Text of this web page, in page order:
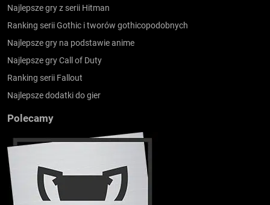
Najlepsze gry z serii Hitman
Ranking serii Gothic i tworów gothicopodobnych
Najlepsze gry na podstawie anime
Najlepsze gry Call of Duty
Ranking serii Fallout
Najlepsze dodatki do gier
Polecamy